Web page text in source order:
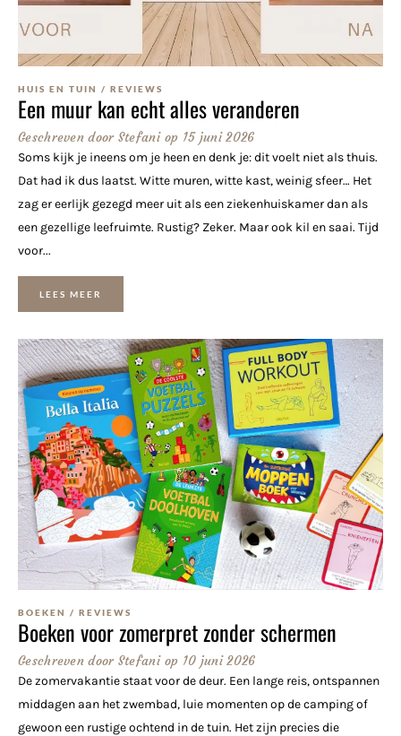
HUIS EN TUIN / REVIEWS
Een muur kan echt alles veranderen
Geschreven doorStefani op 15 juni 2026
Soms kijk je ineens om je heen en denk je: dit voelt niet als thuis.
Dat had ik dus laatst. Witte muren, witte kast, weinig sfeer… Het
zag er eerlijk gezegd meer uit als een ziekenhuiskamer dan als
een gezellige leefruimte. Rustig? Zeker. Maar ook kil en saai. Tijd
voor...
LEES MEER
BOEKEN / REVIEWS
Boeken voor zomerpret zonder schermen
Geschreven doorStefani op 10 juni 2026
De zomervakantie staat voor de deur. Een lange reis, ontspannen
middagen aan het zwembad, luie momenten op de camping of
gewoon een rustige ochtend in de tuin. Het zijn precies die